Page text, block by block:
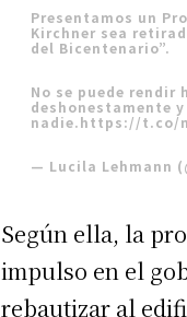
Presentamos un
Kirchner sea
del Bicentenario”.
No se puede rendir
deshonestamente
nadie.https://t.co/
— Lucila Lehmann
Según ella, la
impulso en el
rebautizar al